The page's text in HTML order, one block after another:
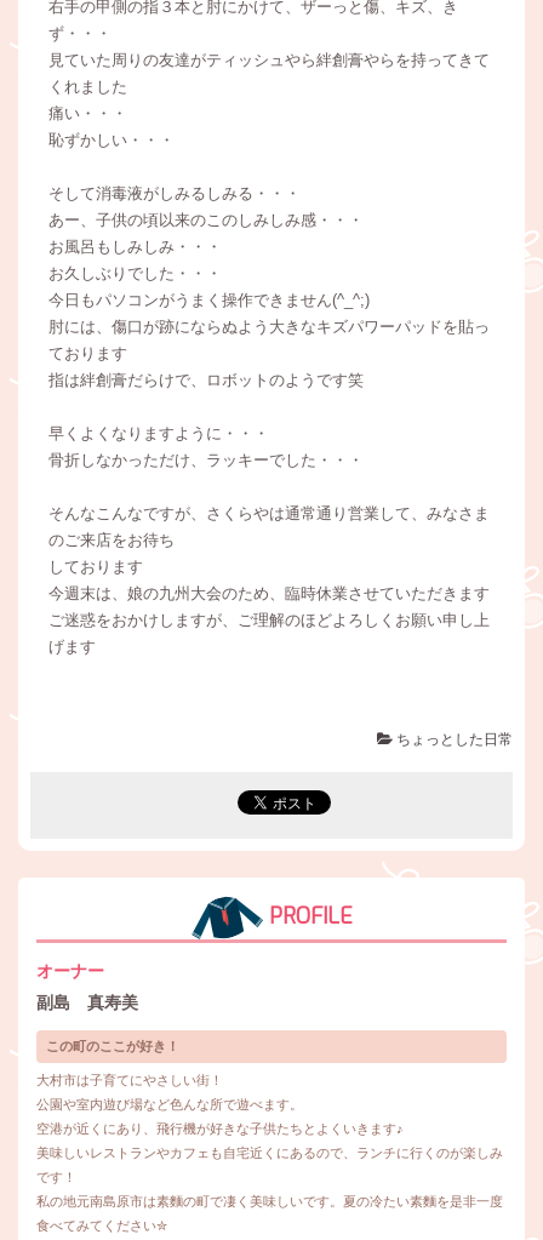
右手の甲側の指３本と肘にかけて、ザーっと傷、キズ、き
ず・・・
見ていた周りの友達がティッシュやら絆創膏やらを持ってきて
くれました
痛い・・・
恥ずかしい・・・
そして消毒液がしみるしみる・・・
あー、子供の頃以来のこのしみしみ感・・・
お風呂もしみしみ・・・
お久しぶりでした・・・
今日もパソコンがうまく操作できません(^_^;)
肘には、傷口が跡にならぬよう大きなキズパワーパッドを貼っ
ております
指は絆創膏だらけで、ロボットのようです笑
早くよくなりますように・・・
骨折しなかっただけ、ラッキーでした・・・
そんなこんなですが、さくらやは通常通り営業して、みなさま
のご来店をお待ち
しております
今週末は、娘の九州大会のため、臨時休業させていただきます
ご迷惑をおかけしますが、ご理解のほどよろしくお願い申し上
げます
ちょっとした日常
PROFILE
オーナー
副島 真寿美
この町のここが好き！
大村市は子育てにやさしい街！
公園や室内遊び場など色んな所で遊べます。
空港が近くにあり、飛行機が好きな子供たちとよくいきます♪
美味しいレストランやカフェも自宅近くにあるので、ランチに行くのが楽しみ
です！
私の地元南島原市は素麵の町で凄く美味しいです。夏の冷たい素麵を是非一度
食べてみてください✮